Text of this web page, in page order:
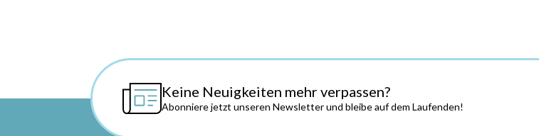
Keine Neuigkeiten mehr verpassen?
Abonniere jetzt unseren Newsletter und bleibe auf dem Laufenden!